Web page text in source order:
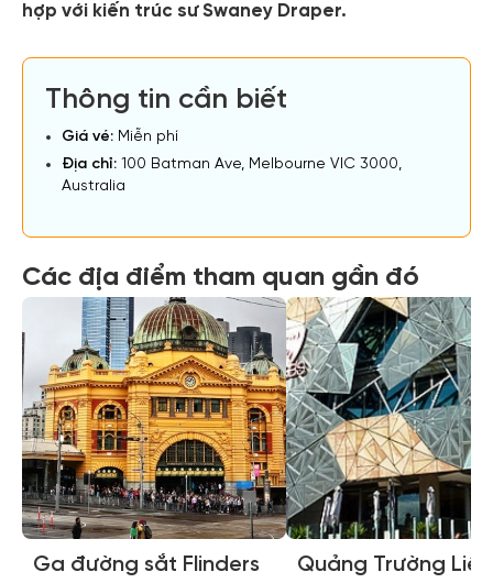
hợp với kiến trúc sư Swaney Draper.
Thông tin cần biết
Giá vé: Miễn phí
Địa chỉ: 100 Batman Ave, Melbourne VIC 3000,
Australia
Các địa điểm tham quan gần đó
Ga đường sắt Flinders
Quảng Trường Liên